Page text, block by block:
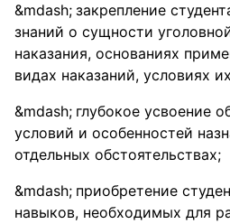
закрепление
знаний о сущности
наказания, основаниях
видах наказаний, условиях
глубокое усвоение
условий и особенностей
отдельных обстоятельствах;
приобретение
навыков, необходимых для